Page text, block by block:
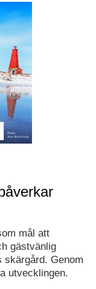
mål att
gästvänlig
Genom
utvecklingen.